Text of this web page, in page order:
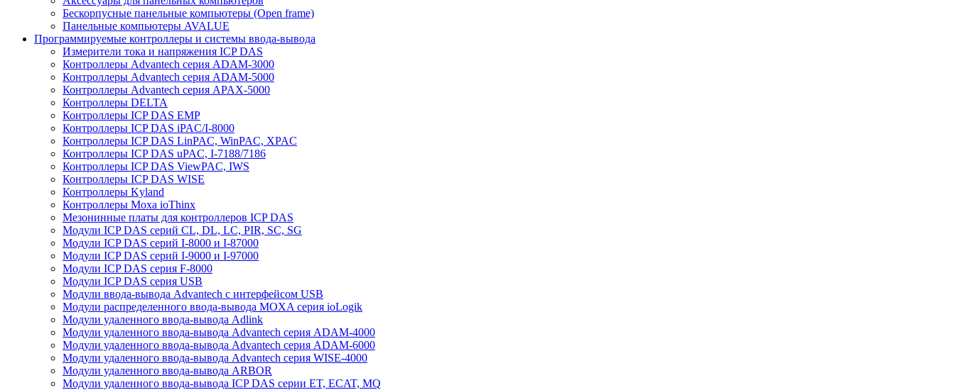
Бескорпусные панельные компьютеры (Open frame)
Панельные компьютеры AVALUE
Программируемые контроллеры и системы ввода-вывода
Измерители тока и напряжения ICP DAS
Контроллеры Advantech серия ADAM-3000
Контроллеры Advantech серия ADAM-5000
Контроллеры Advantech серия APAX-5000
Контроллеры DELTA
Контроллеры ICP DAS EMP
Контроллеры ICP DAS iPAC/I-8000
Контроллеры ICP DAS LinPAC, WinPAC, XPAC
Контроллеры ICP DAS uPAC, I-7188/7186
Контроллеры ICP DAS ViewPAC, IWS
Контроллеры ICP DAS WISE
Контроллеры Kyland
Контроллеры Moxa ioThinx
Мезонинные платы для контроллеров ICP DAS
Модули ICP DAS серий CL, DL, LC, PIR, SC, SG
Модули ICP DAS серий I-8000 и I-87000
Модули ICP DAS серий I-9000 и I-97000
Модули ICP DAS серия F-8000
Модули ICP DAS серия USB
Модули ввода-вывода Advantech с интерфейсом USB
Модули распределенного ввода-вывода MOXA серия ioLogik
Модули удаленного ввода-вывода Adlink
Модули удаленного ввода-вывода Advantech серия ADAM-4000
Модули удаленного ввода-вывода Advantech серия ADAM-6000
Модули удаленного ввода-вывода Advantech серия WISE-4000
Модули удаленного ввода-вывода ARBOR
Модули удаленного ввода-вывода ICP DAS серии ET, ECAT, MQ